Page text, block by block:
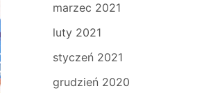
marzec 2021
luty 2021
styczeń 2021
grudzień 2020